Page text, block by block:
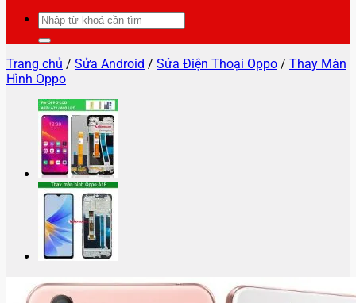
Tìm
kiếm:
Trang chủ / Sửa Android / Sửa Điện Thoại Oppo / Thay Màn
Hình Oppo